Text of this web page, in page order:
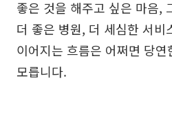
좋은 것을 해주고 싶은 마음,
더 좋은 병원, 더 세심한 서비
이어지는 흐름은 어쩌면 당연
모릅니다.